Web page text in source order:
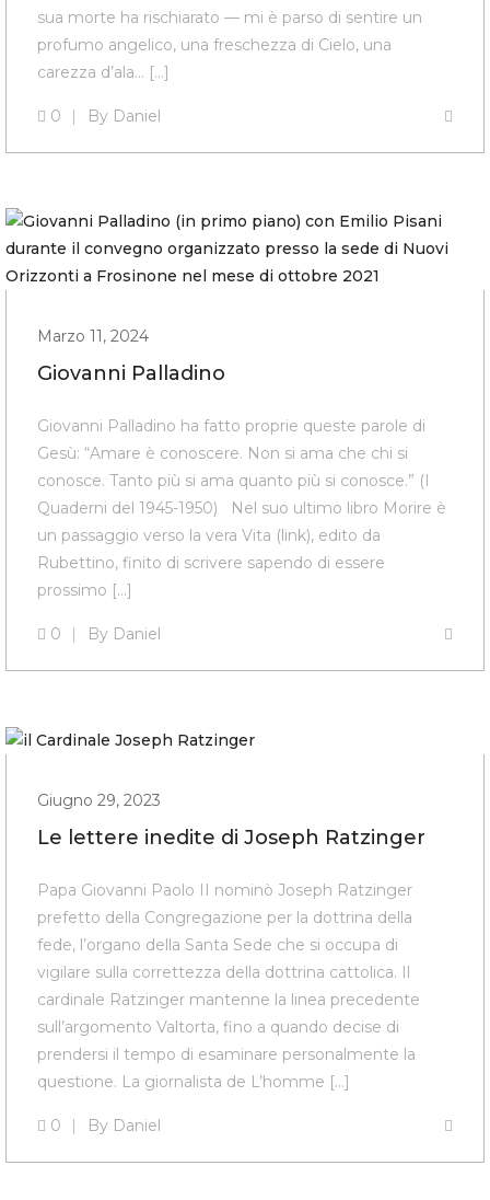
sua morte ha rischiarato — mi è parso di sentire un
profumo angelico, una freschezza di Cielo, una
carezza d’ala… […]
0 By Daniel
Marzo 11, 2024
Giovanni Palladino
Giovanni Palladino ha fatto proprie queste parole di
Gesù: “Amare è conoscere. Non si ama che chi si
conosce. Tanto più si ama quanto più si conosce.” (I
Quaderni del 1945-1950) Nel suo ultimo libro Morire è
un passaggio verso la vera Vita (link), edito da
Rubettino, finito di scrivere sapendo di essere
prossimo […]
0 By Daniel
Giugno 29, 2023
Le lettere inedite di Joseph Ratzinger
Papa Giovanni Paolo II nominò Joseph Ratzinger
prefetto della Congregazione per la dottrina della
fede, l’organo della Santa Sede che si occupa di
vigilare sulla correttezza della dottrina cattolica. Il
cardinale Ratzinger mantenne la linea precedente
sull’argomento Valtorta, fino a quando decise di
prendersi il tempo di esaminare personalmente la
questione. La giornalista de L’homme […]
0 By Daniel